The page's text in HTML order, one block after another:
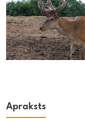
Apraksts